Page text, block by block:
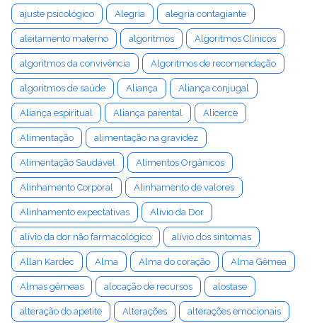
ajuste psicológico Alegria alegria contagiante
aleitamento materno algoritmos Algoritmos Clínicos
algoritmos da convivência Algoritmos de recomendação
algoritmos de saúde Aliança Aliança conjugal
Aliança espiritual Aliança parental Alicerce
Alimentação alimentação na gravidez
Alimentação Saudável Alimentos Orgânicos
Alinhamento Corporal Alinhamento de valores
Alinhamento expectativas Alívio da Dor
alívio da dor não farmacológico alívio dos sintomas
Allan Kardec Alma Alma do coração Alma Gêmea
Almas gêmeas alocação de recursos alostase
alteração do apetite Alterações alterações emocionais